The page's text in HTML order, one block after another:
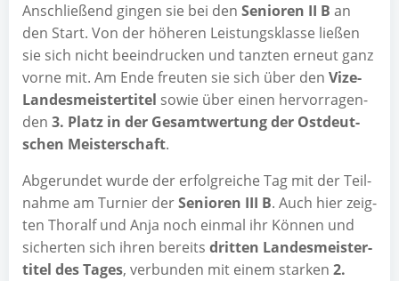
Anschlie­ßend gin­gen sie bei den Senio­ren II B an
den Start. Von der höhe­ren Leis­tungs­klas­se lie­ßen
sie sich nicht beein­dru­cken und tanz­ten erneut ganz
vor­ne mit. Am Ende freu­ten sie sich über den Vize-
Lan­des­meis­ter­ti­tel sowie über einen her­vor­ra­gen­
den 3. Platz in der Gesamt­wer­tung der Ost­deut­
schen Meis­ter­schaft.
Abge­run­det wur­de der erfolg­rei­che Tag mit der Teil­
nah­me am Tur­nier derSenio­ren III B. Auch hier zeig­
ten Tho­ralf und Anja noch ein­mal ihr Kön­nen und
sicher­ten sich ihren bereits drit­ten Lan­des­meis­ter­
ti­tel des Tages, ver­bun­den mit einem star­ken 2.